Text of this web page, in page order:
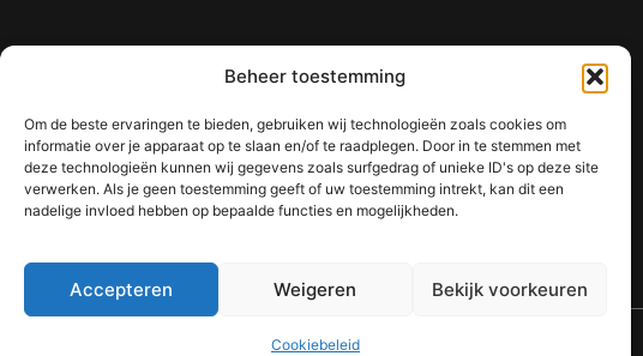
Beheer toestemming
Om de beste ervaringen te bieden, gebruiken wij technologieën zoals cookies om
informatie over je apparaat op te slaan en/of te raadplegen. Door in te stemmen met
deze technologieën kunnen wij gegevens zoals surfgedrag of unieke ID's op deze site
verwerken. Als je geen toestemming geeft of uw toestemming intrekt, kan dit een
nadelige invloed hebben op bepaalde functies en mogelijkheden.
Accepteren Weigeren Bekijk voorkeuren
Cookiebeleid
TOP
hoe en waarom het jouw website kan laten groeien
gids voor succes